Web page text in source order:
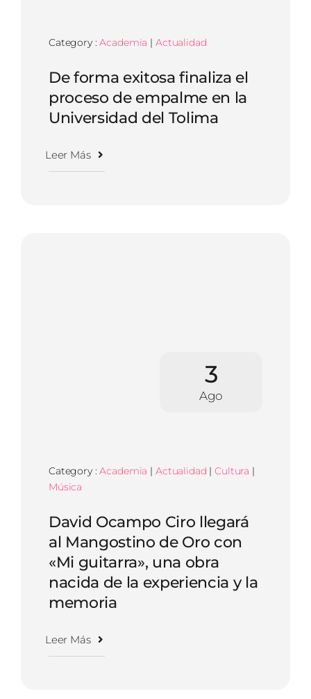
Category :Academia | Actualidad
De forma exitosa finaliza el
proceso de empalme en la
Universidad del Tolima
Leer Más
3
Ago
Category :Academia | Actualidad |Cultura |
Música
David Ocampo Ciro llegará
al Mangostino de Oro con
«Mi guitarra», una obra
nacida de la experiencia y la
memoria
Leer Más